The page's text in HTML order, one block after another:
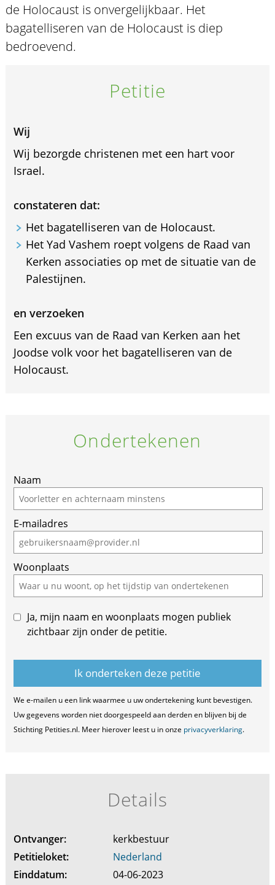
de Holocaust is onvergelijkbaar. Het
bagatelliseren van de Holocaust is diep
bedroevend.
Petitie
Wij
Wij bezorgde christenen met een hart voor
Israel.
constateren dat:
Het bagatelliseren van de Holocaust.
Het Yad Vashem roept volgens de Raad van
Kerken associaties op met de situatie van de
Palestijnen.
en verzoeken
Een excuus van de Raad van Kerken aan het
Joodse volk voor het bagatelliseren van de
Holocaust.
Ondertekenen
Naam
E-mailadres
Woonplaats
Ja, mijn naam en woonplaats mogen publiek
zichtbaar zijn onder de petitie.
We e-mailen u een link waarmee u uw ondertekening kunt bevestigen.
Uw gegevens worden niet doorgespeeld aan derden en blijven bij de
Stichting Petities.nl. Meer hierover leest u in onze privacyverklaring.
Details
Ontvanger:
kerkbestuur
Petitieloket:
Nederland
Einddatum:
04-06-2023